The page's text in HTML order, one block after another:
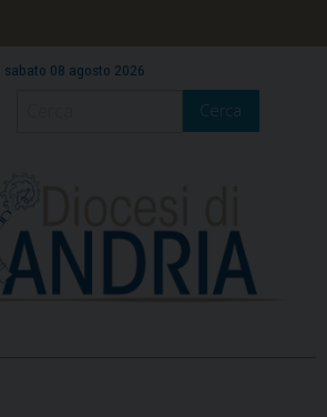
sabato 08 agosto 2026
Mail
Cerca